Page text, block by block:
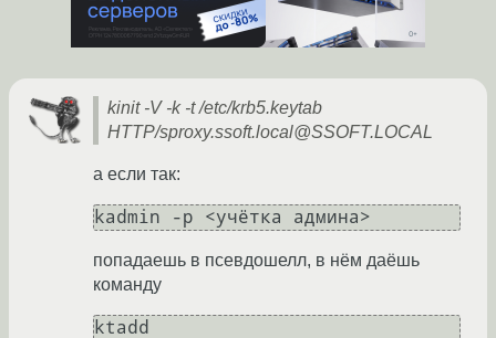
kinit -V -k -t /etc/krb5.keytab
HTTP/sproxy.ssoft.local@SSOFT.LOCAL
а если так:
kadmin -p <учётка админа>
попадаешь в псевдошелл, в нём даёшь
команду
ktadd